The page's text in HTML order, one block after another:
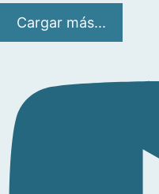
Cargar más...